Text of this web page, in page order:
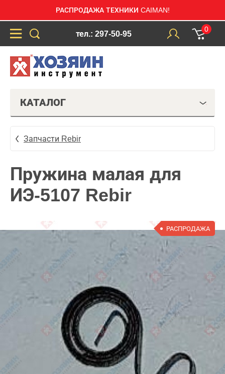
РАСПРОДАЖА ТЕХНИКИ CAIMAN!
тел.: 297-50-95
0
КАТАЛОГ
Запчасти Rebir
Пружина малая для
ИЭ-5107 Rebir
РАСПРОДАЖА